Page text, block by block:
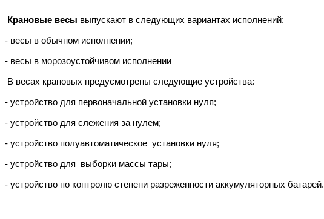
Крановые весы выпускают в следующих вариантах исполнений:
- весы в обычном исполнении;
- весы в морозоустойчивом исполнении
В весах крановых предусмотрены следующие устройства:
- устройство для первоначальной установки нуля;
- устройство для слежения за нулем;
- устройство полуавтоматическое установки нуля;
- устройство для выборки массы тары;
- устройство по контролю степени разреженности аккумуляторных батарей.